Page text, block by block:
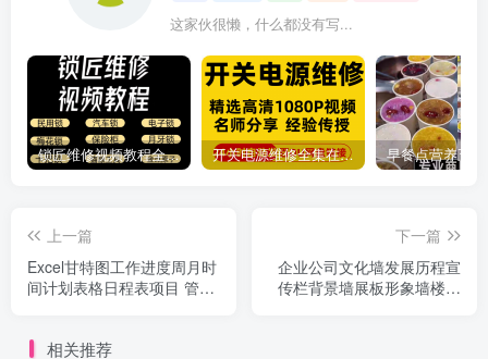
这家伙很懒，什么都没有写...
锁匠维修视频教程全套从入门到精通技巧培训学习在线自学课程 开关电源维修全集在线视频教程新手零基础课程教程从入门到精通
上一篇
Excel甘特图工作进度周月时
间计划表格日程表项目 管理
下一篇
企业公司文化墙发展历程宣
传栏背景墙展板形象墙楼梯
相关推荐